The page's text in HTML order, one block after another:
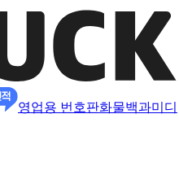
영업용 번호판화물백과미디